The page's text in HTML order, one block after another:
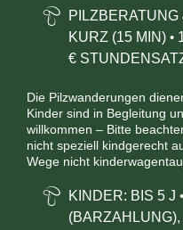
KURZ (15 MIN)•
€
Die Pilzwanderungen
Kinder sind in Begleitung
willkommen – Bitte
nicht speziell kindgerecht
Wege nicht
KINDER: BIS 5 J•